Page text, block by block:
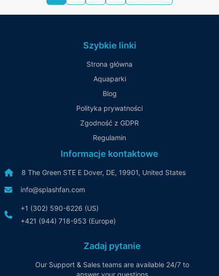
Szybkie linki
Strona główna
Aquaparki
Blog
Polityka prywatności
Zgodność z GDPR
Regulamin
Informacje kontaktowe
8 The Green STE E Dover, DE, 19901, United States
info@splashfan.com
+1 (302) 590-6226 (US)
+421 (944) 718-953 (Europe)
Zadaj pytanie
Our Support & Sales teams are available 24/7 to
answer your questions